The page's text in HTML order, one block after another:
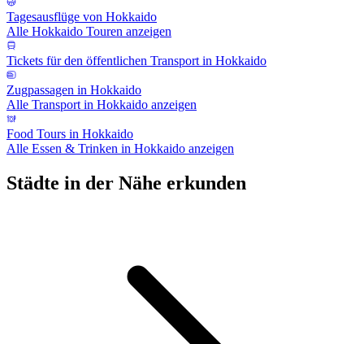
Tagesausflüge von Hokkaido
Alle Hokkaido Touren anzeigen
Tickets für den öffentlichen Transport in Hokkaido
Zugpassagen in Hokkaido
Alle Transport in Hokkaido anzeigen
Food Tours in Hokkaido
Alle Essen & Trinken in Hokkaido anzeigen
Städte in der Nähe erkunden